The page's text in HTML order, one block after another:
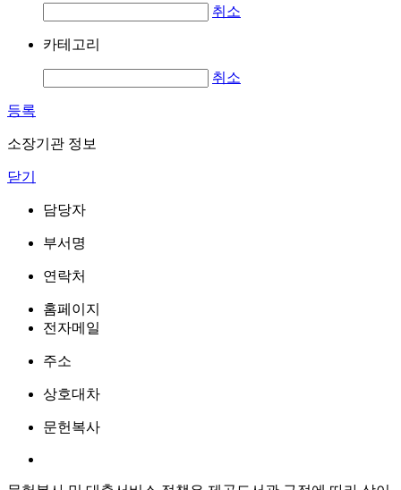
취소
카테고리
취소
등록
소장기관 정보
닫기
담당자
부서명
연락처
홈페이지
전자메일
주소
상호대차
문헌복사